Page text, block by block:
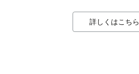
詳しくはこちら